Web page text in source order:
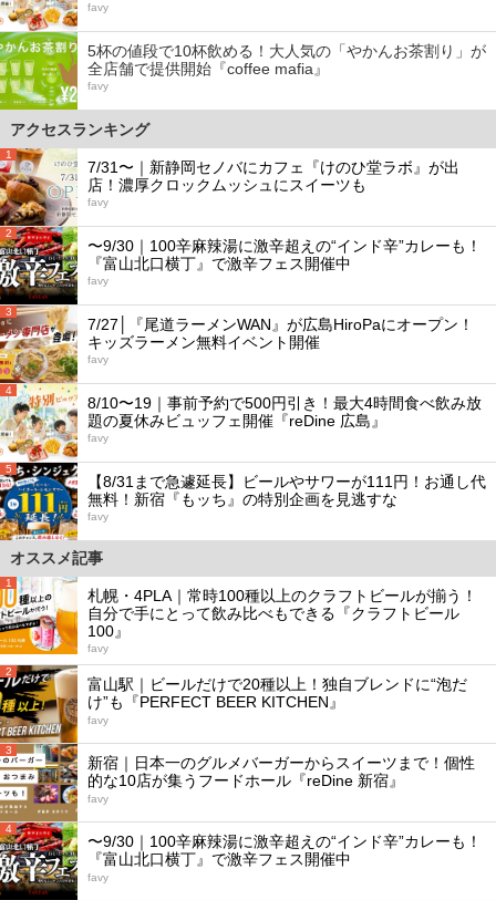
favy
5杯の値段で10杯飲める！大人気の「やかんお茶割り」が
全店舗で提供開始『coffee mafia』
favy
アクセスランキング
1
7/31〜｜新静岡セノバにカフェ『けのひ堂ラボ』が出
店！濃厚クロックムッシュにスイーツも
favy
2
〜9/30｜100辛麻辣湯に激辛超えの“インド辛”カレーも！
『富山北口横丁』で激辛フェス開催中
favy
3
7/27│『尾道ラーメンWAN』が広島HiroPaにオープン！
キッズラーメン無料イベント開催
favy
4
8/10〜19｜事前予約で500円引き！最大4時間食べ飲み放
題の夏休みビュッフェ開催『reDine 広島』
favy
5
【8/31まで急遽延長】ビールやサワーが111円！お通し代
無料！新宿『もッち』の特別企画を見逃すな
favy
オススメ記事
1
札幌・4PLA｜常時100種以上のクラフトビールが揃う！
自分で手にとって飲み比べもできる『クラフトビール
100』
favy
2
富山駅｜ビールだけで20種以上！独自ブレンドに“泡だ
け”も『PERFECT BEER KITCHEN』
favy
3
新宿｜日本一のグルメバーガーからスイーツまで！個性
的な10店が集うフードホール『reDine 新宿』
favy
4
〜9/30｜100辛麻辣湯に激辛超えの“インド辛”カレーも！
『富山北口横丁』で激辛フェス開催中
favy